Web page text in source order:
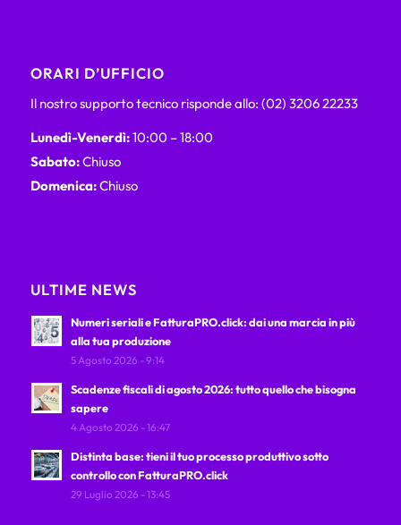
ORARI D’UFFICIO
Il nostro supporto tecnico risponde allo: (02) 3206 22233
Lunedì-Venerdì:10:00 – 18:00
Sabato:Chiuso
Domenica:Chiuso
ULTIME NEWS
Numeri seriali e FatturaPRO.click: dai una marcia in più
alla tua produzione
5 Agosto 2026 - 9:14
Scadenze fiscali di agosto 2026: tutto quello che bisogna
sapere
4 Agosto 2026 - 16:47
Distinta base: tieni il tuo processo produttivo sotto
controllo con FatturaPRO.click
29 Luglio 2026 - 13:45